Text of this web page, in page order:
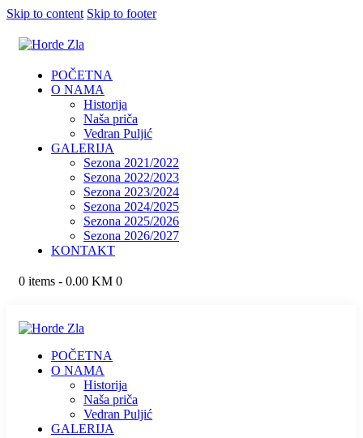
Skip to content Skip to footer
POČETNA
O NAMA
Historija
Naša priča
Vedran Puljić
GALERIJA
Sezona 2021/2022
Sezona 2022/2023
Sezona 2023/2024
Sezona 2024/2025
Sezona 2025/2026
Sezona 2026/2027
KONTAKT
0 items - 0.00 KM 0
POČETNA
O NAMA
Historija
Naša priča
Vedran Puljić
GALERIJA